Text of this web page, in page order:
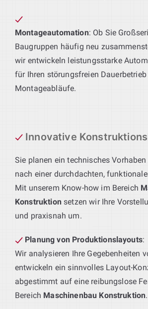
Montageautomation: Ob Sie
Baugruppen häufig neu
wir entwickeln leistungsstarke
für Ihren störungsfreien
Montageabläufe.
Innovative
Sie planen ein technisches
nach einer durchdachten,
Mit unserem Know-how im Bereich
Konstruktion setzen wir Ihre
und praxisnah um.
Planung von Produktionslayouts:
Wir analysieren Ihre Gegebenheiten
entwickeln ein sinnvolles Layout-
abgestimmt auf eine reibungslose
Bereich Maschinenbau Konstruktion.